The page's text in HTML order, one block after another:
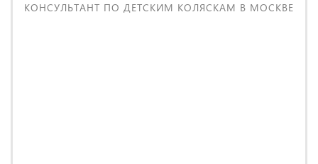
КОНСУЛЬТАНТ ПО ДЕТСКИМ КОЛЯСКАМ В МОСКВЕ